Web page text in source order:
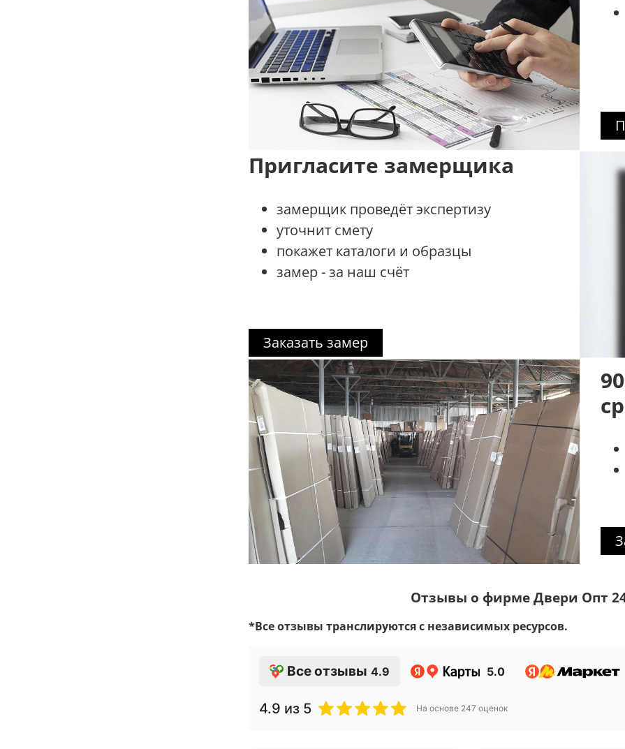
Пригласите замерщика
замерщик проведёт экспертизу
уточнит смету
покажет каталоги и образцы
замер - за наш счёт
Заказать замер
Отзывы о фирме Двери Опт
*Все отзывы транслируются с независимых ресурсов.
Все отзывы 4.9 5.0
4.9 из 5 На основе 247 оценок